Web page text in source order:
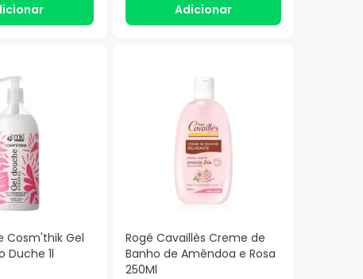
Adicionar
Cosm'thik Gel
Duche 1l
Rogé Cavaillès Creme de
Banho de Amêndoa e Rosa
250Ml